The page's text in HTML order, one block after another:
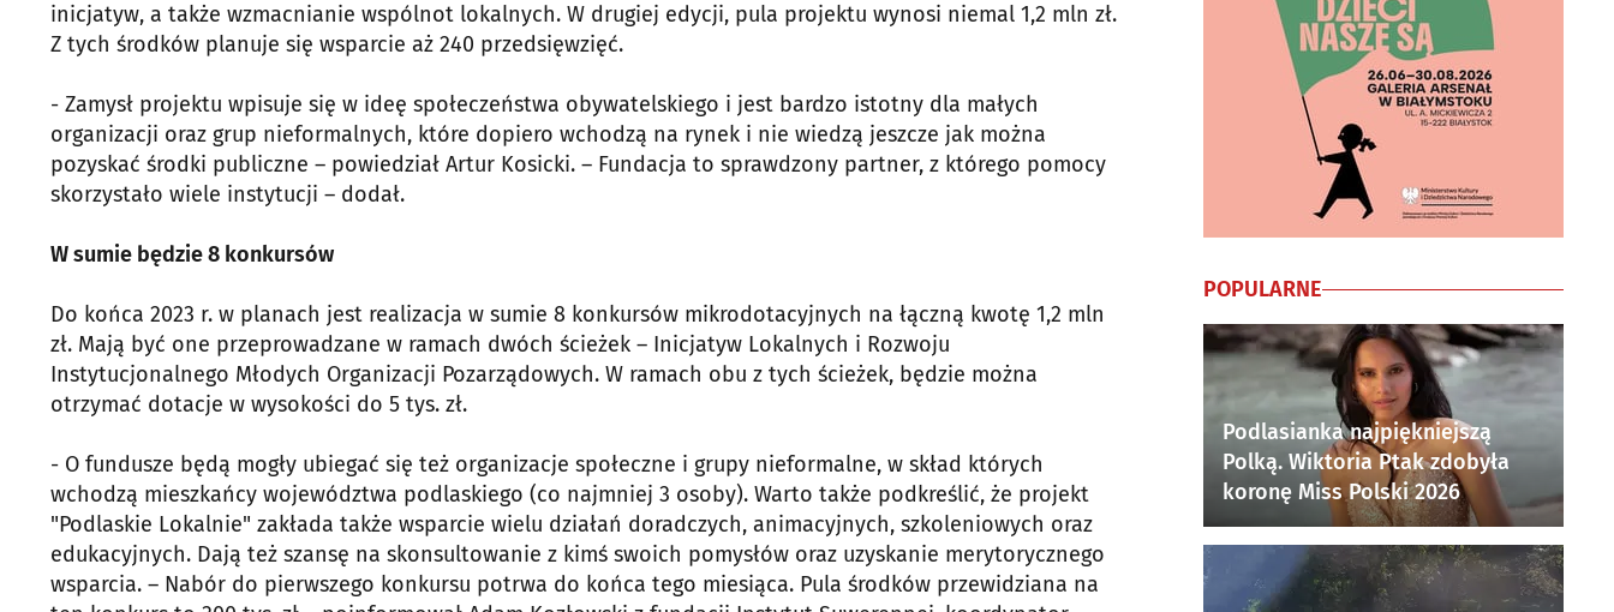
inicjatyw, a także wzmacnianie wspólnot lokalnych. W drugiej edycji, pula projektu wynosi niemal 1,2 mln zł.
Z tych środków planuje się wsparcie aż 240 przedsięwzięć.
- Zamysł projektu wpisuje się w ideę społeczeństwa obywatelskiego i jest bardzo istotny dla małych
organizacji oraz grup nieformalnych, które dopiero wchodzą na rynek i nie wiedzą jeszcze jak można
pozyskać środki publiczne – powiedział Artur Kosicki. – Fundacja to sprawdzony partner, z którego pomocy
skorzystało wiele instytucji – dodał.
W sumie będzie 8 konkursów
Do końca 2023 r. w planach jest realizacja w sumie 8 konkursów mikrodotacyjnych na łączną kwotę 1,2 mln
zł. Mają być one przeprowadzane w ramach dwóch ścieżek – Inicjatyw Lokalnych i Rozwoju
Instytucjonalnego Młodych Organizacji Pozarządowych. W ramach obu z tych ścieżek, będzie można
otrzymać dotacje w wysokości do 5 tys. zł.
- O fundusze będą mogły ubiegać się też organizacje społeczne i grupy nieformalne, w skład których
wchodzą mieszkańcy województwa podlaskiego (co najmniej 3 osoby). Warto także podkreślić, że projekt
"Podlaskie Lokalnie" zakłada także wsparcie wielu działań doradczych, animacyjnych, szkoleniowych oraz
edukacyjnych. Dają też szansę na skonsultowanie z kimś swoich pomysłów oraz uzyskanie merytorycznego
wsparcia. – Nabór do pierwszego konkursu potrwa do końca tego miesiąca. Pula środków przewidziana na
POPULARNE
Podlasianka najpiękniejszą
Polką. Wiktoria Ptak zdobyła
koronę Miss Polski 2026